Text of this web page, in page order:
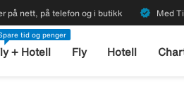
på nett, på telefon og i butikk verified Med
tid og penger
+ Hotell Fly Hotell